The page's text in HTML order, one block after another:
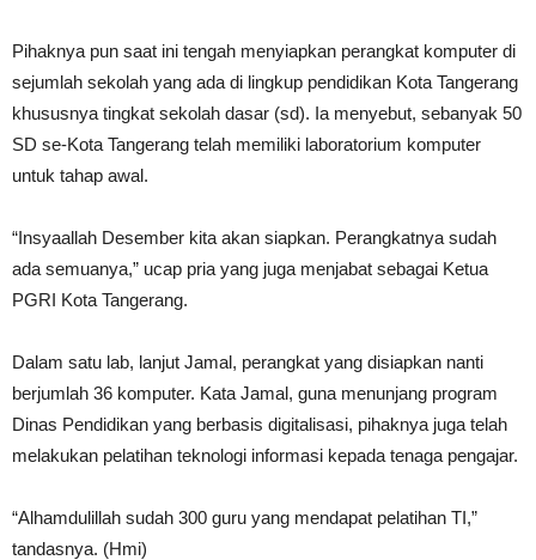
Pihaknya pun saat ini tengah menyiapkan perangkat komputer di
sejumlah sekolah yang ada di lingkup pendidikan Kota Tangerang
khususnya tingkat sekolah dasar (sd). Ia menyebut, sebanyak 50
SD se-Kota Tangerang telah memiliki laboratorium komputer
untuk tahap awal.
“Insyaallah Desember kita akan siapkan. Perangkatnya sudah
ada semuanya,” ucap pria yang juga menjabat sebagai Ketua
PGRI Kota Tangerang.
Dalam satu lab, lanjut Jamal, perangkat yang disiapkan nanti
berjumlah 36 komputer. Kata Jamal, guna menunjang program
Dinas Pendidikan yang berbasis digitalisasi, pihaknya juga telah
melakukan pelatihan teknologi informasi kepada tenaga pengajar.
“Alhamdulillah sudah 300 guru yang mendapat pelatihan TI,”
tandasnya. (Hmi)